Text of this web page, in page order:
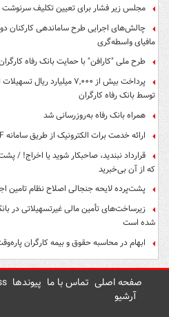
مجلس زیر فشار برای تعیین تکلیف
چالش‌های اجرایی طرح ساماندهی کارکنان
مافیای واسطه‌گری
طرح ملی "کارافن" با حمایت بانک رفاه
پرداخت بیش از ۷,۰۰۰
توسط بانک رفاه کارگران
همراه بانک رفاه به‌روزرسانی شد
ارائه خدمت برات الکترونیک از طریق سامانه SCF بانک رفاه کارگران
قرارداد نبندید، صاحبکار شوید یا اخراج! /
که از آن بی‌خبرید
پشت‌پرده لایحه جنجالی اصلاح نظام تامین
زیرساخت‌های تأمین مالی غیرتسهیلاتی در
شده است
ابهام در محاسبه حقوق و بیمه کارگران
صفحه اصلی تماس با ما پیوندها
آرشیو